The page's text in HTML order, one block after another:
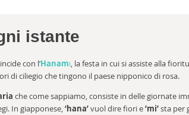
istante
su 5.
con l’Hanami, la festa in cui si assiste alla
di ciliegio che tingono il paese nipponico di rosa.
che come sappiamo, consiste in delle giornate
In giapponese, ‘hana’ vuol dire fiori e ‘mi’ sta per